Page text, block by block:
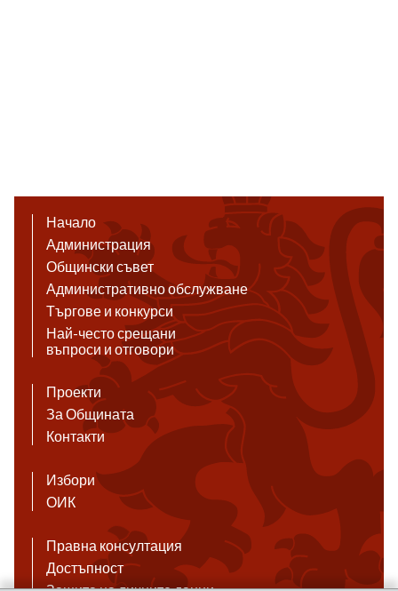
Начало
Администрация
Общински съвет
Административно обслужване
Търгове и конкурси
Най-често срещани
въпроси и отговори
Проекти
За Общината
Контакти
Избори
ОИК
Правна консултация
Достъпност